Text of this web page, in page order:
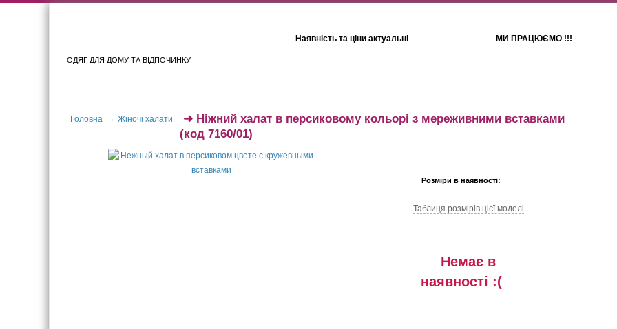
ОДЯГ ДЛЯ ДОМУ ТА ВІДПОЧИНКУ
Наявність та ціни актуальні МИ ПРАЦЮЄМО !!!
Головна → Жіночі халати ➜ Ніжний халат в персиковому кольорі з мереживними вставками
(код 7160/01)
Розміри в наявності:
Таблиця розмiрiв цiєї моделi
Немає в
наявностi :(